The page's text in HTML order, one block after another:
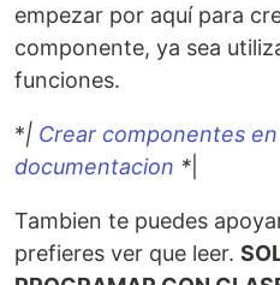
empezar por aquí para
componente, ya sea
funciones.
*| Crear componentes
documentacion *
Tambien te puedes
prefieres ver que leer.